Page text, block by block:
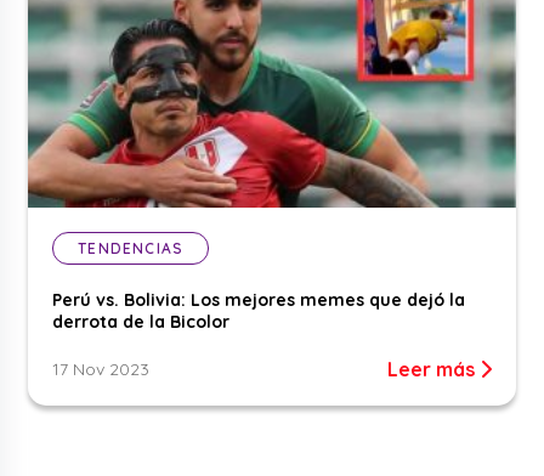
TENDENCIAS
Perú vs. Bolivia: Los mejores memes que dejó la
derrota de la Bicolor
17 Nov 2023 Leer más